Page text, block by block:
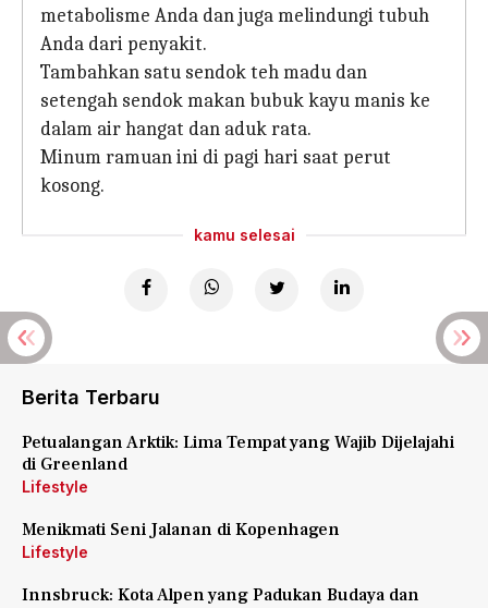
metabolisme Anda dan juga melindungi tubuh
Anda dari penyakit.
Tambahkan satu sendok teh madu dan
setengah sendok makan bubuk kayu manis ke
dalam air hangat dan aduk rata.
Minum ramuan ini di pagi hari saat perut
kosong.
kamu selesai
Berita Terbaru
Petualangan Arktik: Lima Tempat yang Wajib Dijelajahi
di Greenland
Lifestyle
Menikmati Seni Jalanan di Kopenhagen
Lifestyle
Innsbruck: Kota Alpen yang Padukan Budaya dan